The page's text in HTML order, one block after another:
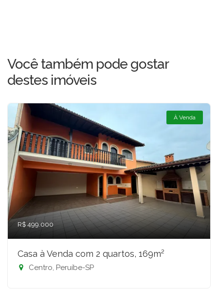
Você também pode gostar
destes imóveis
À Venda
R$ 499.000
Casa à Venda com 2 quartos, 169m²
Centro, Peruíbe-SP